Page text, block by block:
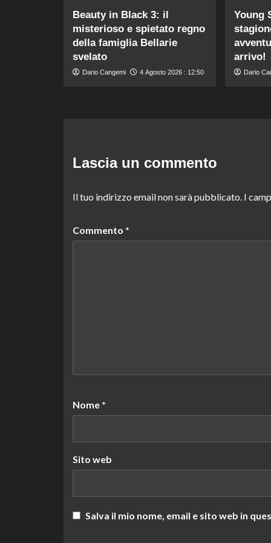
Beauty in Black 3: il
misterioso e spietato regno
della famiglia Bellarie
svelato
Dario Cangemi 4 Agosto 2026 : 12:50
Young
arrivo!
Dario
Lascia un commento
Il tuo indirizzo email non sarà pubblicato. I
Commento *
Nome *
Sito web
Salva il mio nome, email e sito web in